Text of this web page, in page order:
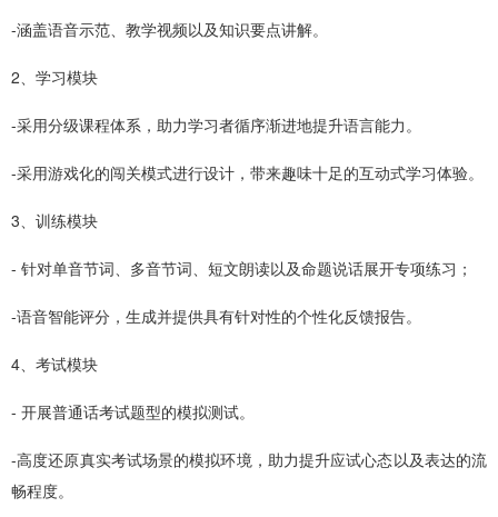
-涵盖语音示范、教学视频以及知识要点讲解。
2、学习模块
-采用分级课程体系，助力学习者循序渐进地提升语言能力。
-采用游戏化的闯关模式进行设计，带来趣味十足的互动式学习体验。
3、训练模块
- 针对单音节词、多音节词、短文朗读以及命题说话展开专项练习；
-语音智能评分，生成并提供具有针对性的个性化反馈报告。
4、考试模块
- 开展普通话考试题型的模拟测试。
-高度还原真实考试场景的模拟环境，助力提升应试心态以及表达的流
畅程度。